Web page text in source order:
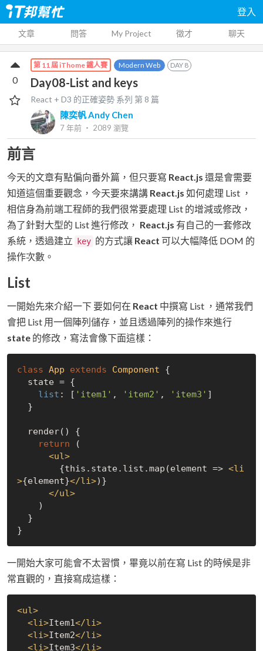
登入
文章 問答 My Project 徵才 聊天
第 11 屆 iThome 鐵人賽 Modern Web DAY 8
Day08-List and keys
React + D3 的正確姿勢 系列 第 8 篇
陳奕帆 Andy Chen
7 年前 ‧ 2089 瀏覽
0
前言
今天的文章有點偏向番外篇，但只要寫 React.js 還是會需要
知道這個重要觀念，今天要來講講 React.js 如何處理 List ，
相信身為前端工程師的我們很常要處理 List 的增減或修改，
為了針對大型的 List 進行修改， React.js 有自己的一套修改
系統，透過建立
key 的方式讓 React 可以大幅降低 DOM 的
操作次數。
List
一開始先來介紹一下 要如何在 React 中撰寫 List ，通常我們
會把 List 用一個陣列儲存，並且透過陣列的操作來進行
state 的修改，寫法會像下面這樣：
class App extends Component
{
list : [ 'item1' , 'item2' , 'item3' ]
return (
<ul>
        {this.state.list.map(element =>
<li
>{element}</li>)}
</ul>
一開始大家可能會不太習慣，畢竟以前在寫 List 的時候是非
常直觀的，直接寫成這樣：
<ul>
<li>Item1</li>
<li>Item2</li>
<li>Item3</li>